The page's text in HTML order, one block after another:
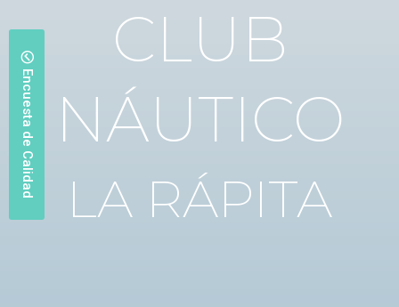
CLUB
NÁUTICO
LA RÁPITA
Encuesta de Calidad